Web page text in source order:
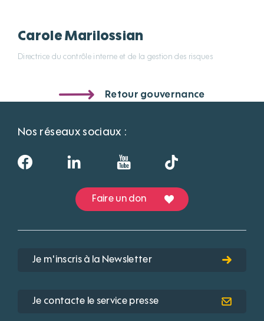
Carole Marilossian
Directrice du contrôle interne et de la gestion des risques
Retour gouvernance
Nos réseaux sociaux :
Faire un don
Je m'inscris à la Newsletter
Je contacte le service presse